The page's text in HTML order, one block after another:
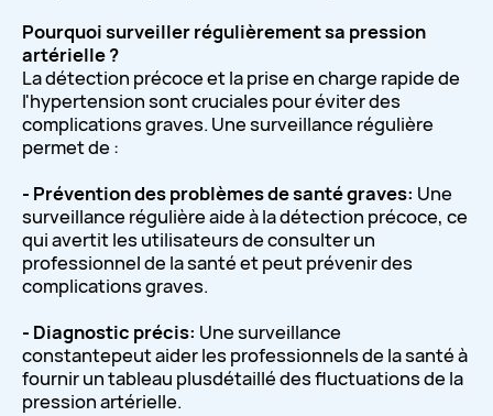
Pourquoi surveiller régulièrement sa pression
artérielle ?
La détection précoce et la prise en charge rapide de
l'hypertension sont cruciales pour éviter des
complications graves. Une surveillance régulière
permet de :
- Prévention des problèmes de santé graves: Une
surveillance régulière aide à la détection précoce, ce
qui avertit les utilisateurs de consulter un
professionnel de la santé et peut prévenir des
complications graves.
- Diagnostic précis: Une surveillance
constantepeut aider les professionnels de la santé à
fournir un tableau plusdétaillé des fluctuations de la
pression artérielle.